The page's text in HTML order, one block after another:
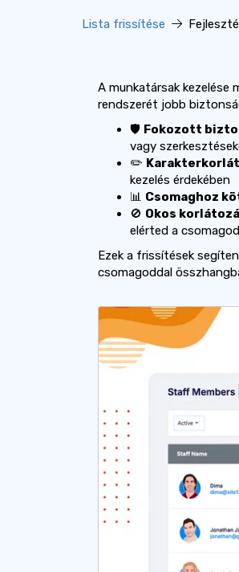
Lista frissítése
A munkatársak
rendszerét jobb
🛡️ Fokozott
vagy
✏️ Karakterkorlát
kezelés érdekében
📊 Csomaghoz
🚫 Okos
elérted a
Ezek a frissítések
csomagoddal